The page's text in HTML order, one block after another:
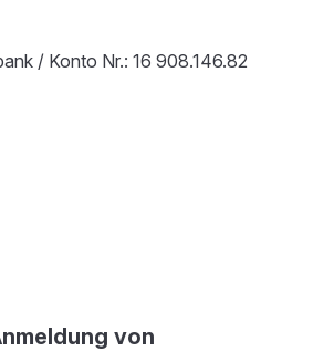
/ Konto Nr.: 16 908.146.82
von